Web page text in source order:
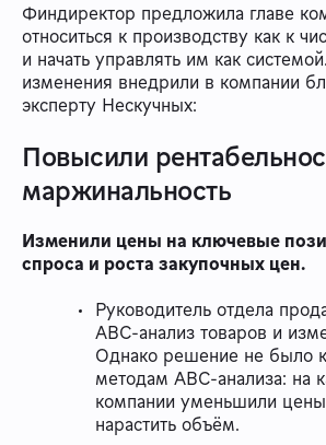
Финдиректор предложила главе
относиться к производству как к
и начать управлять им как
изменения внедрили в компании
эксперту Нескучных:
Повысили
маржинальность
Изменили цены на ключевые
спроса и роста закупочных цен.
Руководитель отдела
ABC-анализ товаров и
Однако решение не было
методам ABC-анализа: на
компании уменьшили
нарастить объём.